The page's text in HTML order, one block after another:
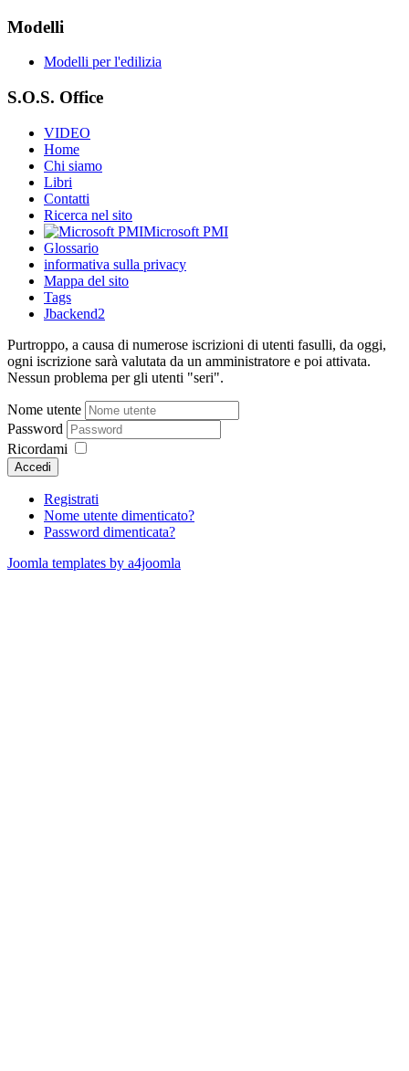
Modelli
Modelli per l'edilizia
S.O.S. Office
VIDEO
Home
Chi siamo
Libri
Contatti
Ricerca nel sito
Microsoft PMI
Glossario
informativa sulla privacy
Mappa del sito
Tags
Jbackend2
Purtroppo, a causa di numerose iscrizioni di utenti fasulli, da oggi,
ogni iscrizione sarà valutata da un amministratore e poi attivata.
Nessun problema per gli utenti "seri".
Nome utente
Password
Ricordami
Accedi
Registrati
Nome utente dimenticato?
Password dimenticata?
Joomla templates by a4joomla